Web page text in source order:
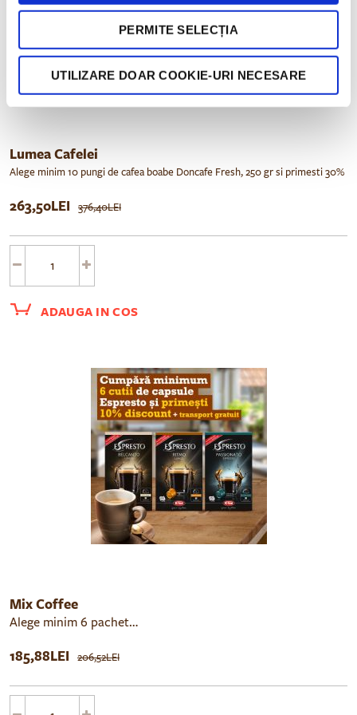
PERMITE SELECȚIA
UTILIZARE DOAR COOKIE-URI NECESARE
Lumea Cafelei
Alege minim 10 pungi de cafea boabe Doncafe Fresh, 250 gr si primesti 30%
reduceri. Promotie valabila pana la 30.10.2024
263,50LEI 376,40LEI
ADAUGA IN COS
Mix Coffee
Alege minim 6 pachete de cafea cu 15% discount si transport gratuit.
185,88LEI 206,52LEI